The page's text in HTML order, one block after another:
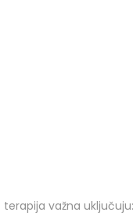
važna uključuju: